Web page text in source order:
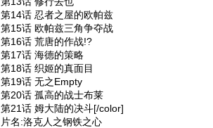
第14话 忍者之屋的欧帕兹
第15话 欧帕兹三角争夺战
第16话 荒唐的作战!?
第17话 海德的策略
第18话 织姬的真面目
第19话 无之Empty
第20话 孤高的战士布莱
第21话 姆大陆的决斗[/color]
片名:洛克人之钢铁之心